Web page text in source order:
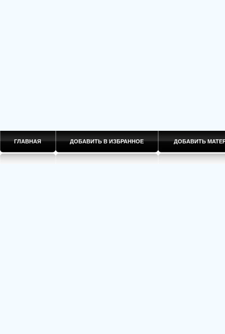
ГЛАВНАЯ ДОБАВИТЬ В ИЗБРАННОЕ ДОБАВИТЬ